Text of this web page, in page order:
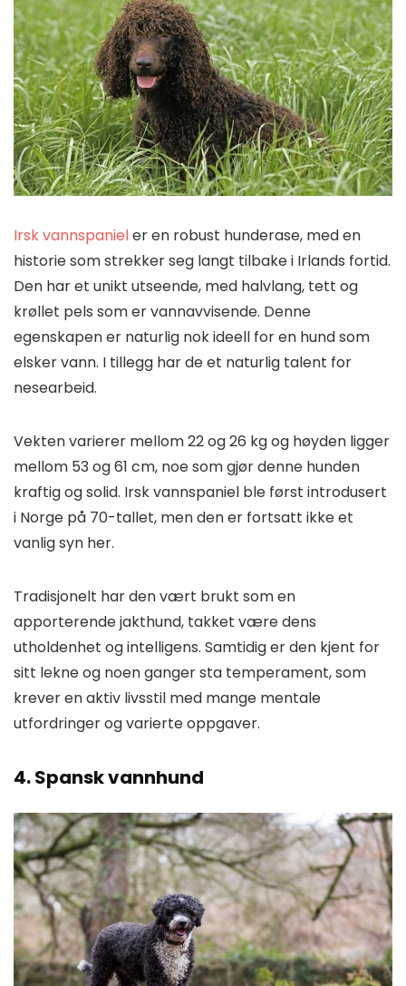
Irsk vannspanieler en robust hunderase, med en
historie som strekker seg langt tilbake i Irlands fortid.
Den har et unikt utseende, med halvlang, tett og
krøllet pels som er vannavvisende. Denne
egenskapen er naturlig nok ideell for en hund som
elsker vann. I tillegg har de et naturlig talent for
nesearbeid.
Vekten varierer mellom 22 og 26 kg og høyden ligger
mellom 53 og 61 cm, noe som gjør denne hunden
kraftig og solid. Irsk vannspaniel ble først introdusert
i Norge på 70-tallet, men den er fortsatt ikke et
vanlig syn her.
Tradisjonelt har den vært brukt som en
apporterende jakthund, takket være dens
utholdenhet og intelligens. Samtidig er den kjent for
sitt lekne og noen ganger sta temperament, som
krever en aktiv livsstil med mange mentale
utfordringer og varierte oppgaver.
4. Spansk vannhund